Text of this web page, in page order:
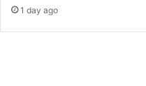
ন্সে1 day ago